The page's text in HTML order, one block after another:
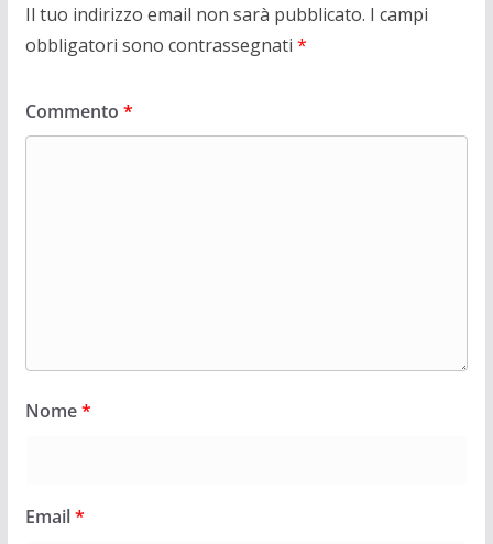
Il tuo indirizzo email non sarà pubblicato. I campi
obbligatori sono contrassegnati *
Commento *
Nome*
Email*